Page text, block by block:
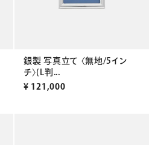
銀製 写真立て 〈無地/5イン
チ〉(L判...
¥ 121,000